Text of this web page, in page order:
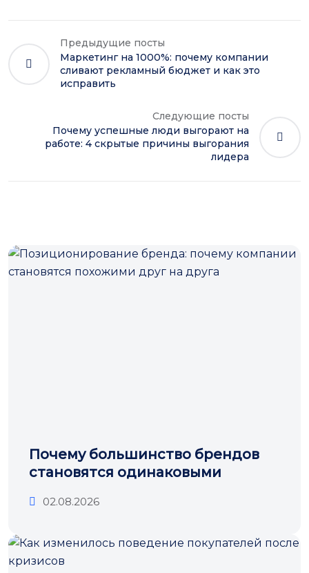
Предыдущие посты
Маркетинг на 1000%: почему компании
сливают рекламный бюджет и как это
исправить
Следующие посты
Почему успешные люди выгорают на
работе: 4 скрытые причины выгорания
лидера
Почему большинство брендов
становятся одинаковыми
02.08.2026